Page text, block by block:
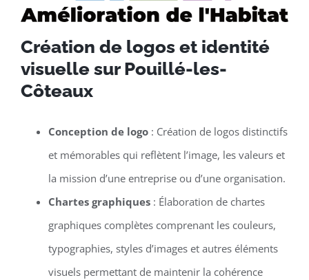
Création de logos et identité
visuelle sur Pouillé-les-
Côteaux
Conception de logo: Création de logos distinctifs
et mémorables qui reflètent l’image, les valeurs et
la mission d’une entreprise ou d’une organisation.
Chartes graphiques: Élaboration de chartes
graphiques complètes comprenant les couleurs,
typographies, styles d’images et autres éléments
visuels permettant de maintenir la cohérence